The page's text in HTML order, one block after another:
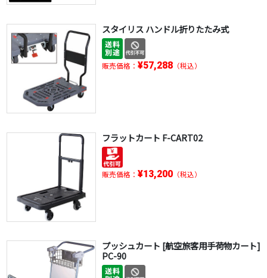
スタイリス ハンドル折りたたみ式
販売価格： ¥57,288（税込）
フラットカート F-CART02
販売価格： ¥13,200（税込）
プッシュカート [航空旅客用手荷物カート]
PC-90